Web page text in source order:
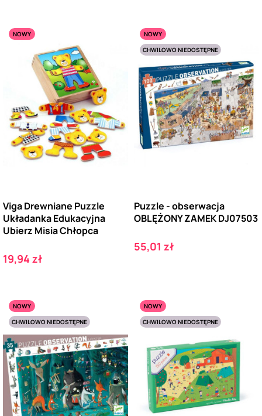
NOWY
Viga Drewniane Puzzle
Układanka Edukacyjna
Ubierz Misia Chłopca
Cena
19,94 zł
NOWY
CHWILOWO NIEDOSTĘPNE
Puzzle - obserwacja
OBLĘŻONY ZAMEK DJ07503
Cena
55,01 zł
NOWY
CHWILOWO NIEDOSTĘPNE
NOWY
CHWILOWO NIEDOSTĘPNE